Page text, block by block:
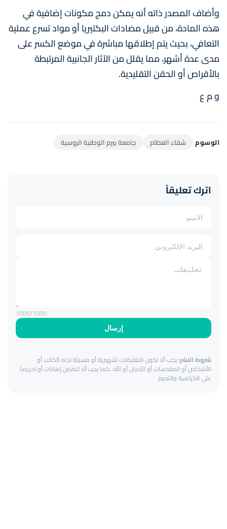
وأضاف المصدر ذاته أنه يمكن دمج مكونات إضافية في
هذه المادة، من قبيل مضادات البكتيريا أو مواد تسرع عملية
التعافي، بحيث يتم إطلاقها مباشرة في موضع الكسر على
مدى عدة أشهر، مما يقلل من الآثار الجانبية المرتبطة
بالأقراص أو الحقن التقليدية.
و م ع
الوسوم شفاء العظام جامعة بيرم الوطنية الروسية
اترك تعليقاً
إرسال
1000/1000
شروط النشر:يجب ألا تكون التعليقات تشهيرية أو مسيئة تجاه الكاتب أو
الأشخاص أو المقدسات أو الأديان أو الله. كما يجب ألا تتضمن إهانات أو تحريضاً
على الكراهية والتمييز.